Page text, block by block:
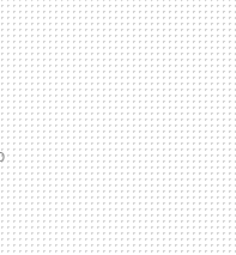
MAIL